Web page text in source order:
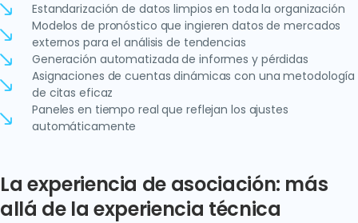
Estandarización de datos limpios en toda la organización
Modelos de pronóstico que ingieren datos de mercados
externos para el análisis de tendencias
Generación automatizada de informes y pérdidas
Asignaciones de cuentas dinámicas con una metodología
de citas eficaz
Paneles en tiempo real que reflejan los ajustes
automáticamente
La experiencia de asociación: más
allá de la experiencia técnica